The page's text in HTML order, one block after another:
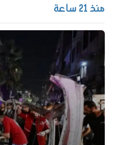
منذ 21 ساعة